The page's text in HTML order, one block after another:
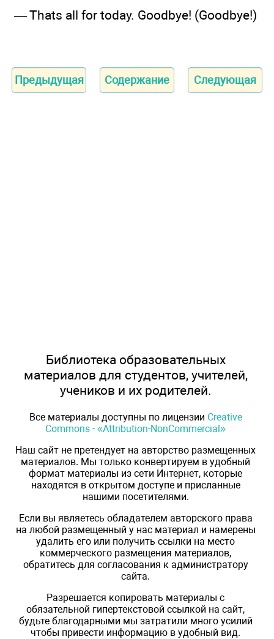
— Thats all for today. Goodbye! (Goodbye!)
Предыдущая Содержание Следующая
Библиотека образовательных
материалов для студентов, учителей,
учеников и их родителей.
Все материалы доступны по лицензии Creative
Commons - «Attribution-NonCommercial»
Наш сайт не претендует на авторство размещенных
материалов. Мы только конвертируем в удобный
формат материалы из сети Интернет, которые
находятся в открытом доступе и присланные
нашими посетителями.
Если вы являетесь обладателем авторского права
на любой размещенный у нас материал и намерены
удалить его или получить ссылки на место
коммерческого размещения материалов,
обратитесь для согласования к администратору
сайта.
Разрешается копировать материалы с
обязательной гипертекстовой ссылкой на сайт,
будьте благодарными мы затратили много усилий
чтобы привести информацию в удобный вид.